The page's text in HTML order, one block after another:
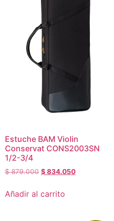
Estuche BAM Violin
Conservat CONS2003SN
1/2-3/4
$879.000 $834.050
Añadir al carrito